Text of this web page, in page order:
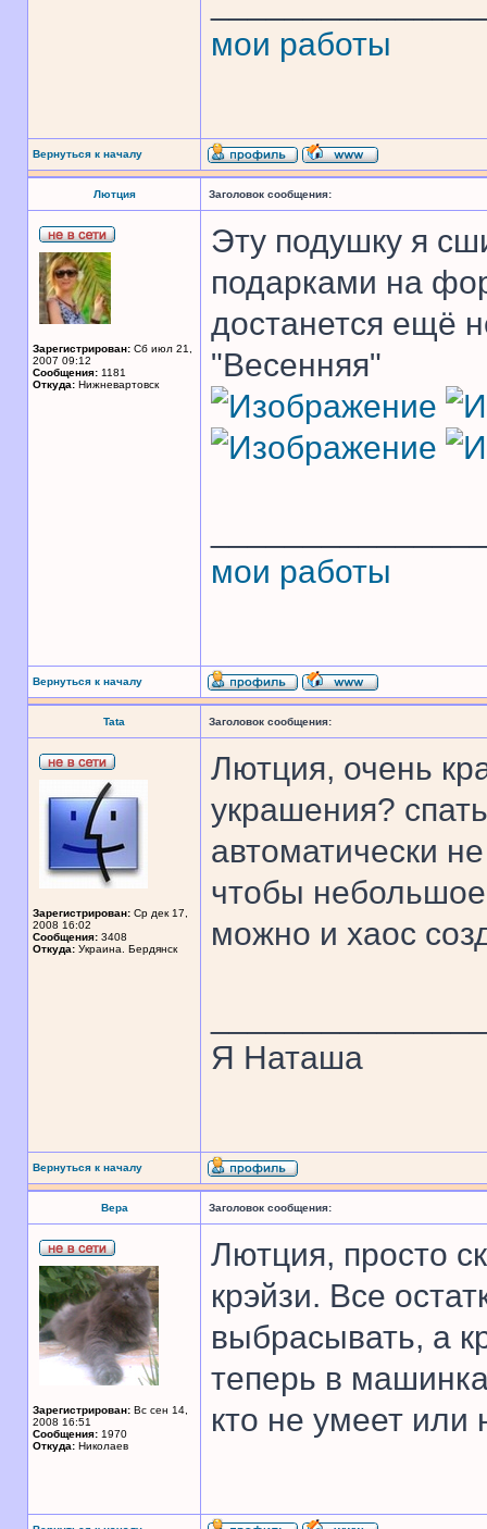
мои работы
Вернуться к началу
Лютция Заголовок сообщения:
Зарегистрирован: Сб июл 21,
2007 09:12
Сообщения: 1181
Откуда: Нижневартовск
Эту подушку я
подарками на
достанется ещё
"Весенняя"
мои работы
Вернуться к началу
Tata Заголовок сообщения:
Зарегистрирован: Ср дек 17,
2008 16:02
Сообщения: 3408
Откуда: Украина. Бердянск
Лютция, очень
украшения?
автоматически
чтобы небольшое
можно и хаос
Я Наташа
Вернуться к началу
Вера Заголовок сообщения:
Зарегистрирован: Вс сен 14,
2008 16:51
Сообщения: 1970
Откуда: Николаев
Лютция, просто
крэйзи. Все
выбрасывать, а
теперь в
кто не умеет